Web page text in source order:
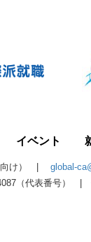
イベント
向け） | global-
（代表番号） |